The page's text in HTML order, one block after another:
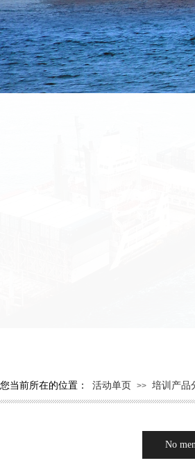
您当前所在的位置： 活动单页 >> 培训产品
No